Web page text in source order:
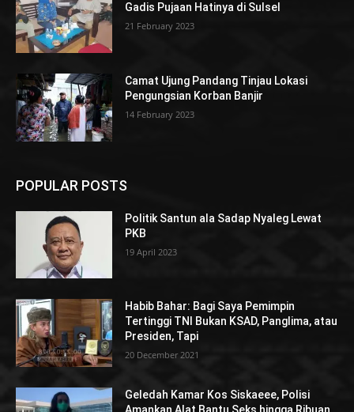
Gadis Pujaan Hatinya di Sulsel
21 February 2023
Camat Ujung Pandang Tinjau Lokasi
Pengungsian Korban Banjir
14 February 2023
POPULAR POSTS
Politik Santun ala Sadap Nyaleg Lewat
PKB
19 April 2023
Habib Bahar: Bagi Saya Pemimpin
Tertinggi TNI Bukan KSAD, Panglima, atau
Presiden, Tapi
20 December 2021
Geledah Kamar Kos Siskaeee, Polisi